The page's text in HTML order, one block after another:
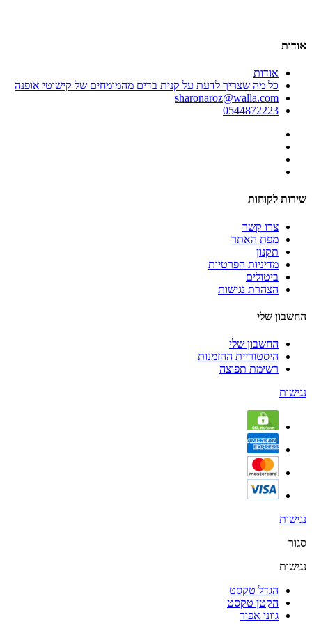
אודות
אודות
כל מה שצריך לדעת על קנית בדים מהמומחים של קישוטי אופנה
sharonaroz@walla.com
0544872223
שירות לקוחות
צרו קשר
מפת האתר
תקנון
מדיניות הפרטיות
ביטולים
הצהרת נגישות
החשבון שלי
החשבון שלי
היסטוריית ההזמנות
רשימת תפוצה
נגישות
נגישות
סגור
נגישות
הגדל טקסט
הקטן טקסט
גווני אפור